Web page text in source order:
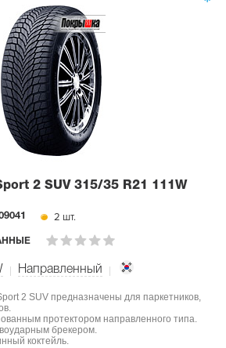
2 SUV 315/35 R21 111W
2 шт.
Направленный
2 SUV предназначены для паркетников,
протектором направленного типа.
брекером.
коктейль.